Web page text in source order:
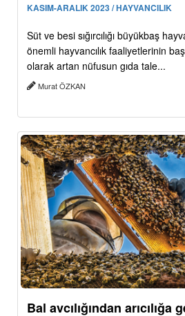
KASIM-ARALIK 2023 / HAYVANCILIK
Süt ve besi sığırcılığı büyükbaş
önemli hayvancılık faaliyetlerinin
olarak artan nüfusun gıda tale...
Murat ÖZKAN
Bal avcılığından arıcılığa